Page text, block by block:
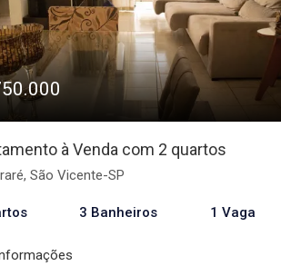
à Venda com 2 quartos
São Vicente-SP
3 Banheiros 1 Vaga